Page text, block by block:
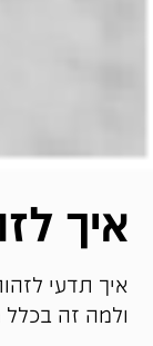
איך
איך תדעי
ולמה זה